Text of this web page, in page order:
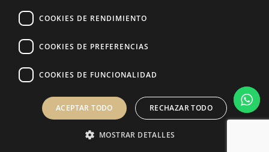
Política de privacidad
© 2025 | Todos los derechos reservados - Creado con
por
CompsaOnline
COOKIES DE RENDIMIENTO
COOKIES DE PREFERENCIAS
COOKIES DE FUNCIONALIDAD
ACEPTAR TODO RECHAZAR TODO
MOSTRAR DETALLES